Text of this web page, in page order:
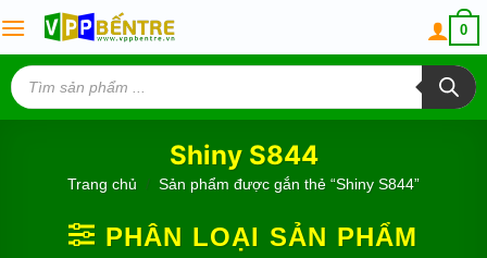
to
content
0
Tìm
kiếm
sản
phẩm
Shiny S844
Trang chủ Sản phẩm được gắn thẻ “Shiny S844”
PHÂN LOẠI SẢN PHẨM